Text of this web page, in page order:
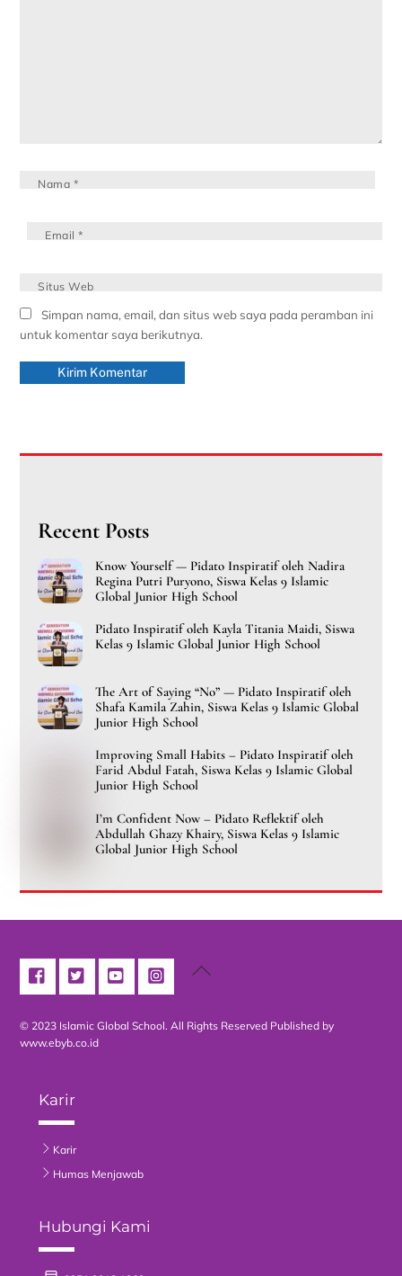
Nama *
Email*
Situs Web
Simpan nama, email, dan situs web saya pada peramban ini
untuk komentar saya berikutnya.
Recent Posts
Know Yourself — Pidato Inspiratif oleh Nadira
Regina Putri Puryono, Siswa Kelas 9 Islamic
Global Junior High School
Pidato Inspiratif oleh Kayla Titania Maidi, Siswa
Kelas 9 Islamic Global Junior High School
The Art of Saying “No” — Pidato Inspiratif oleh
Shafa Kamila Zahin, Siswa Kelas 9 Islamic Global
Junior High School
Improving Small Habits – Pidato Inspiratif oleh
Farid Abdul Fatah, Siswa Kelas 9 Islamic Global
Junior High School
I’m Confident Now – Pidato Reflektif oleh
Abdullah Ghazy Khairy, Siswa Kelas 9 Islamic
Global Junior High School
Back
© 2023 Islamic Global School. All Rights Reserved Published by
www.ebyb.co.id
Karir
Karir
Humas Menjawab
Hubungi Kami